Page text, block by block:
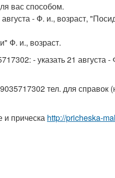
вас способом.
- Ф. и., возраст,
Ф. и., возраст.
- указать 21 августа
тел. для справок
прическа http://pricheska-